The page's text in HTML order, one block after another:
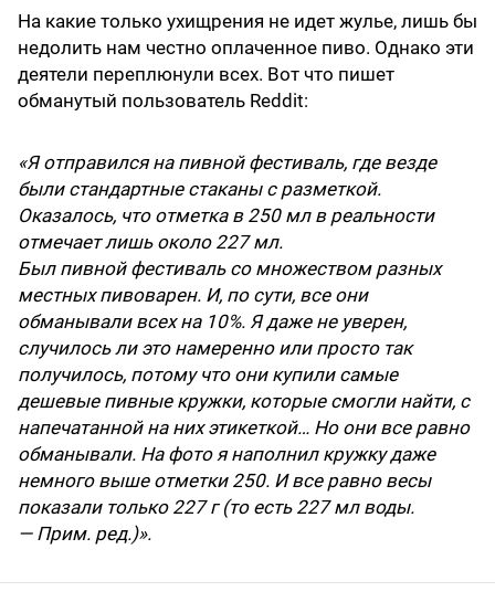
На какие только ухищрения не идет жулье, лишь бы
недолить нам честно оплаченное пиво. Однако эти
деятели переплюнули всех. Вот что пишет
обманутый пользователь Reddit:
«Я отправился на пивной фестиваль, где везде
были стандартные стаканы с разметкой.
Оказалось, что отметка в 250 мл в реальности
отмечает лишь около 227 мл.
Был пивной фестиваль со множеством разных
местных пивоварен. И, по сути, все они
обманывали всех на 10%. Я даже не уверен,
случилось ли это намеренно или просто так
получилось, потому что они купили самые
дешевые пивные кружки, которые смогли найти, с
напечатанной на них этикеткой… Но они все равно
обманывали. На фото я наполнил кружку даже
немного выше отметки 250. И все равно весы
показали только 227 г (то есть 227 мл воды.
— Прим. ред.)».